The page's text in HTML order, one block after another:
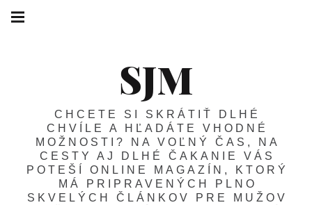
SJM
CHCETE SI SKRÁTIŤ DLHÉ
CHVÍLE A HĽADÁTE VHODNÉ
MOŽNOSTI? NA VOĽNÝ ČAS, NA
CESTY AJ DLHÉ ČAKANIE VÁS
POTEŠÍ ONLINE MAGAZÍN, KTORÝ
MÁ PRIPRAVENÝCH PLNO
SKVELÝCH ČLÁNKOV PRE MUŽOV